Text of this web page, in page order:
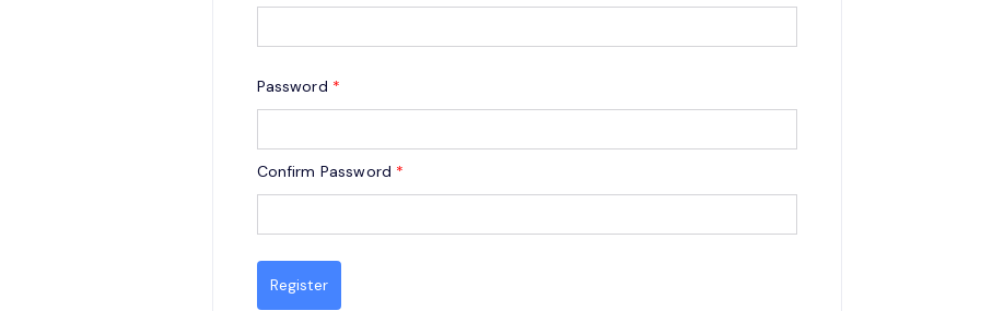
Password *
Confirm Password *
Register